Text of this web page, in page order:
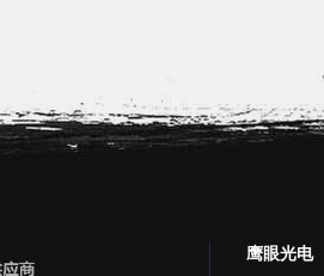
鹰眼光电